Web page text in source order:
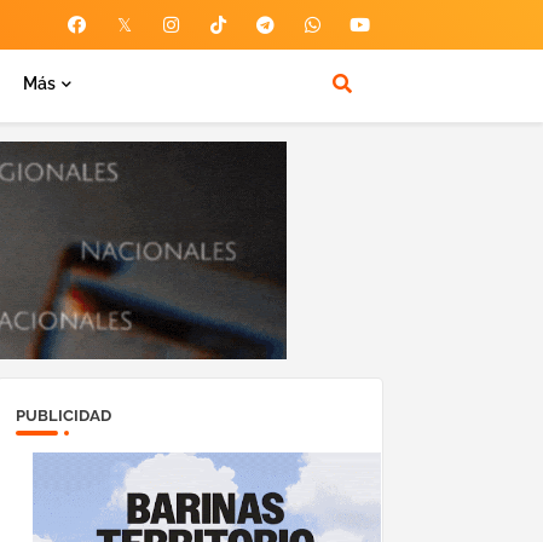
Más
PUBLICIDAD